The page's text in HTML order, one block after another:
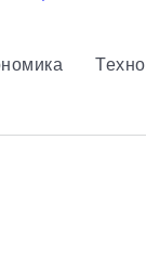
Техно